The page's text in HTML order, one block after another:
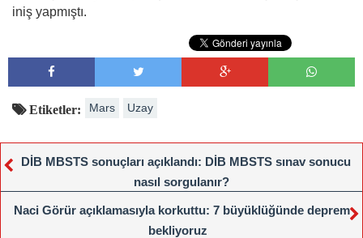
iniş yapmıştı.
Etiketler: Mars Uzay
DİB MBSTS sonuçları açıklandı: DİB MBSTS sınav sonucu
nasıl sorgulanır?
Naci Görür açıklamasıyla korkuttu: 7 büyüklüğünde deprem
bekliyoruz